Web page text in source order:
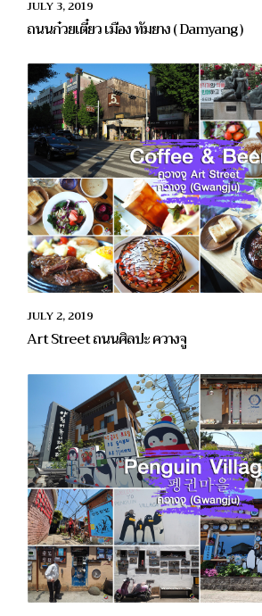
JULY 3, 2019
ถนนก๋วยเตี๋ยว เมือง ทัมยาง ( Damyang )
JULY 2, 2019
Art Street ถนนศิลปะ ควางจู